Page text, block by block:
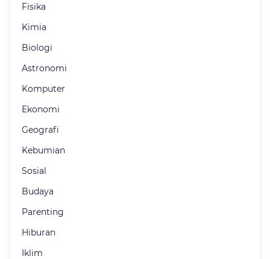
Fisika
Kimia
Biologi
Astronomi
Komputer
Ekonomi
Geografi
Kebumian
Sosial
Budaya
Parenting
Hiburan
Iklim